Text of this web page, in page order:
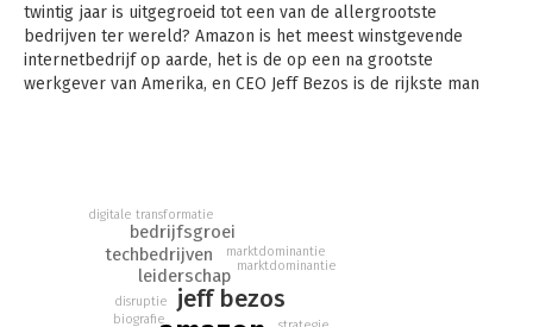
twintig jaar is uitgegroeid tot een van de allergrootste
bedrijven ter wereld? Amazon is het meest winstgevende
internetbedrijf op aarde, het is de op een na grootste
werkgever van Amerika, en CEO Jeff Bezos is de rijkste man
van Amerika, The Washington Post.
Brad Stone volgt Amazon al vanaf het allereerste begin en
publiceerde er in 2013 al een boek over. Maar met name de
afgelopen acht jaar zijn de groei en invloed van Amazon nog
jeff bezos
leiderschap
techbedrijven
bedrijfsgroei
marktdominantie
biografie
marktdominantie
disruptie
digitale transformatie